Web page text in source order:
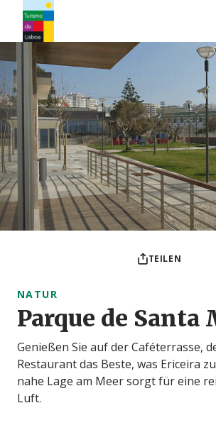
Turismo de Lisboa Logo
TEILEN
NATUR
Parque de Santa
Genießen Sie auf der Caféterrasse,
Restaurant das Beste, was Ericeira
nahe Lage am Meer sorgt für eine
Luft.